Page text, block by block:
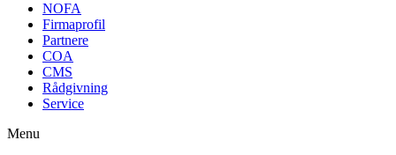
NOFA
Firmaprofil
Partnere
COA
CMS
Rådgivning
Service
Menu